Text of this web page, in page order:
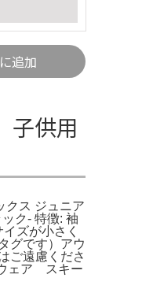
追加
子供用
クス ジュニア
ク- 特徴: 袖
ズが小さく
グです）アウ
ご遠慮くださ
ェア スキー